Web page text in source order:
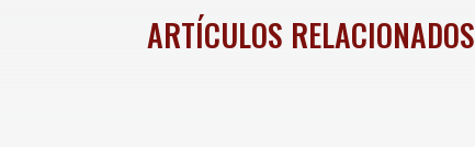
ARTÍCULOS RELACIONADOS